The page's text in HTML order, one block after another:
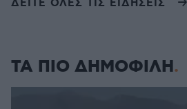
ΔΕΙΤΕ ΟΛΕΣ ΤΙΣ ΕΙΔΗΣΕΙΣ
ΤΑ ΠΙΟ ΔΗΜΟΦΙΛΗ